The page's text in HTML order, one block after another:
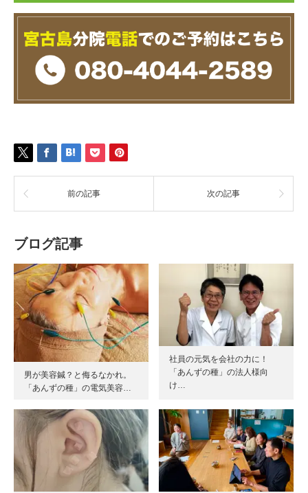
前の記事 次の記事
ブログ記事
男が美容鍼？と侮るなかれ。
「あんずの種」の電気美容…
社員の元気を会社の力に！
「あんずの種」の法人様向
け…